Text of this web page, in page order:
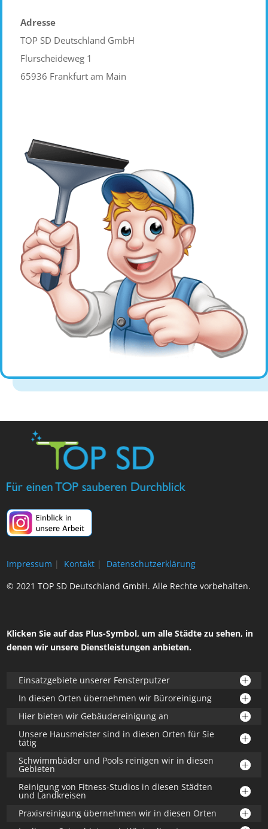
Adresse
TOP SD Deutschland GmbH
Flurscheideweg 1
65936 Frankfurt am Main
Impressum | Kontakt |
Datenschutzerklärung
© 2021 TOP SD Deutschland GmbH. Alle Rechte vorbehalten.
Klicken Sie auf das Plus-Symbol, um alle Städte zu sehen, in
denen wir unsere Dienstleistungen anbieten.
Einsatzgebiete unserer Fensterputzer
In diesen Orten übernehmen wir Büroreinigung
Hier bieten wir Gebäudereinigung an
Unsere Hausmeister sind in diesen Orten für Sie
tätig
Schwimmbäder und Pools reinigen wir in diesen
Gebieten
Reinigung von Fitness-Studios in diesen Städten
und Landkreisen
Praxisreinigung übernehmen wir in diesen Orten